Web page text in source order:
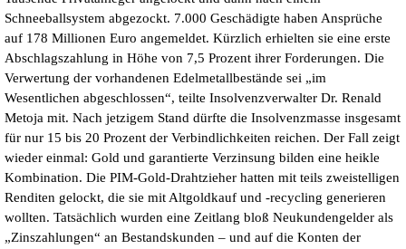
Schneeballsystem abgezockt. 7.000 Geschädigte haben Ansprüche
auf 178 Millionen Euro angemeldet. Kürzlich erhielten sie eine erste
Abschlagszahlung in Höhe von 7,5 Prozent ihrer Forderungen. Die
Verwertung der vorhandenen Edelmetallbestände sei „im
Wesentlichen abgeschlossen“, teilte Insolvenzverwalter Dr. Renald
Metoja mit. Nach jetzigem Stand dürfte die Insolvenzmasse insgesamt
für nur 15 bis 20 Prozent der Verbindlichkeiten reichen. Der Fall zeigt
wieder einmal: Gold und garantierte Verzinsung bilden eine heikle
Kombination. Die PIM-Gold-Drahtzieher hatten mit teils zweistelligen
Renditen gelockt, die sie mit Altgoldkauf und -recycling generieren
wollten. Tatsächlich wurden eine Zeitlang bloß Neukundengelder als
„Zinszahlungen“ an Bestandskunden – und auf die Konten der